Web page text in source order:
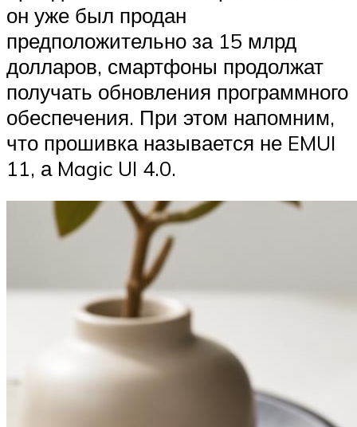
он уже был продан
предположительно за 15 млрд
долларов, смартфоны продолжат
получать обновления программного
обеспечения. При этом напомним,
что прошивка называется не EMUI
11, а Magic UI 4.0.